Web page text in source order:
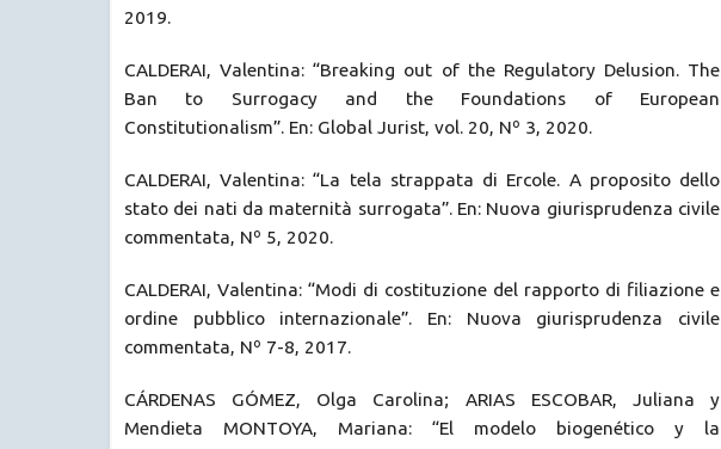
2019.
CALDERAI, Valentina: “Breaking out of the Regulatory Delusion. The
Ban to Surrogacy and the Foundations of European
Constitutionalism”. En: Global Jurist, vol. 20, Nº 3, 2020.
CALDERAI, Valentina: “La tela strappata di Ercole. A proposito dello
stato dei nati da maternità surrogata”. En: Nuova giurisprudenza civile
commentata, Nº 5, 2020.
CALDERAI, Valentina: “Modi di costituzione del rapporto di filiazione e
ordine pubblico internazionale”. En: Nuova giurisprudenza civile
commentata, Nº 7-8, 2017.
CÁRDENAS GÓMEZ, Olga Carolina; ARIAS ESCOBAR, Juliana y
Mendieta MONTOYA, Mariana: “El modelo biogenético y la